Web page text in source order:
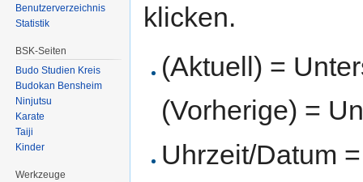
klicken.
(Aktuell) =
(Vorherige) =
Uhrzeit/Datum
Benutzerverzeichnis
Statistik
BSK-Seiten
Budo Studien Kreis
Budokan Bensheim
Ninjutsu
Karate
Taiji
Kinder
Werkzeuge